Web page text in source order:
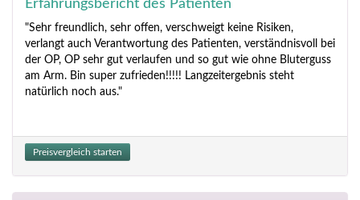
Erfahrungsbericht des Patienten
"Sehr freundlich, sehr offen, verschweigt keine Risiken,
verlangt auch Verantwortung des Patienten, verständnisvoll bei
der OP, OP sehr gut verlaufen und so gut wie ohne Bluterguss
am Arm. Bin super zufrieden!!!!! Langzeitergebnis steht
natürlich noch aus."
Preisvergleich starten